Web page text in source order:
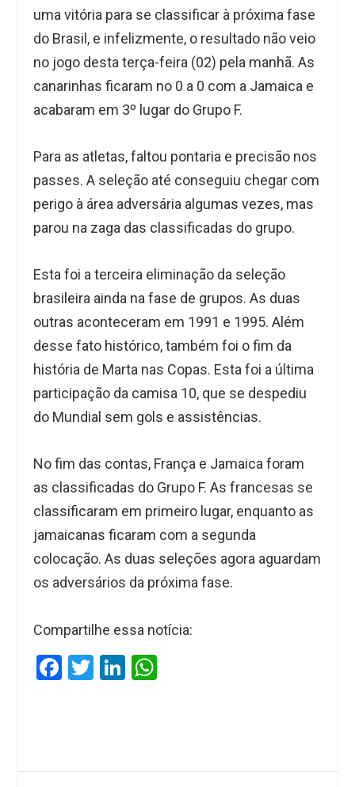
uma vitória para se classificar à próxima fase
do Brasil, e infelizmente, o resultado não veio
no jogo desta terça-feira (02) pela manhã. As
canarinhas ficaram no 0 a 0 com a Jamaica e
acabaram em 3º lugar do Grupo F.
Para as atletas, faltou pontaria e precisão nos
passes. A seleção até conseguiu chegar com
perigo à área adversária algumas vezes, mas
parou na zaga das classificadas do grupo.
Esta foi a terceira eliminação da seleção
brasileira ainda na fase de grupos. As duas
outras aconteceram em 1991 e 1995. Além
desse fato histórico, também foi o fim da
história de Marta nas Copas. Esta foi a última
participação da camisa 10, que se despediu
do Mundial sem gols e assistências.
No fim das contas, França e Jamaica foram
as classificadas do Grupo F. As francesas se
classificaram em primeiro lugar, enquanto as
jamaicanas ficaram com a segunda
colocação. As duas seleções agora aguardam
os adversários da próxima fase.
Compartilhe essa notícia:
F
o
T
Li
n
A